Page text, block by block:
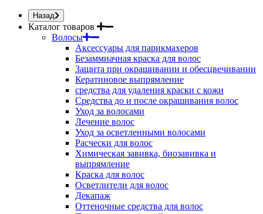
Назад
Каталог товаров
Волосы
Аксессуары для парикмахеров
Безаммиачная краска для волос
Защита при окрашивании и обесцвечивании
Кератиновое выпрямление
средства для удаления краски с кожи
Средства до и после окрашивания волос
Уход за волосами
Лечение волос
Уход за осветленными волосами
Расчески для волос
Химическая завивка, биозавивка и
выпрямление
Краска для волос
Осветлители для волос
Декапаж
Оттеночные средства для волос